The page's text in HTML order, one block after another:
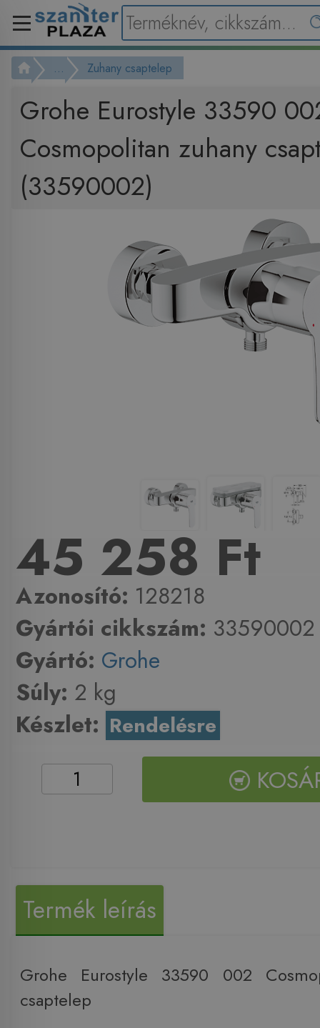
... Zuhany csaptelep
Grohe Eurostyle 33590
Cosmopolitan zuhany
(33590002)
45 258 Ft
Azonosító: 128218
Gyártói cikkszám: 33590002
Gyártó: Grohe
Súly: 2 kg
Készlet: Rendelésre
Termék leírás
Grohe Eurostyle 33590 002
csaptelep